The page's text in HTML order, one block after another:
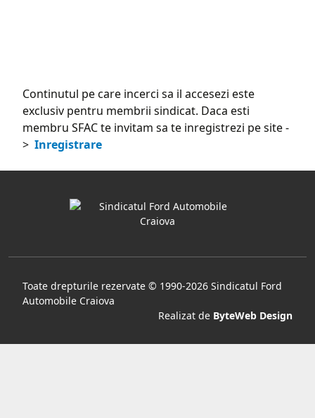
Continutul pe care incerci sa il accesezi este
exclusiv pentru membrii sindicat. Daca esti
membru SFAC te invitam sa te inregistrezi pe site -
> Inregistrare
Toate drepturile rezervate © 1990-2026 Sindicatul Ford
Automobile Craiova
Realizat de ByteWeb Design